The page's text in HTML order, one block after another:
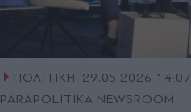
ΠΟΛΙΤΙΚΗ
29.05.2026 14:07
PARAPOLITIKA NEWSROOM